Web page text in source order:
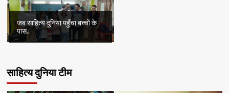
जब साहित्य दुनिया पहुँचा बच्चों के
पास..
साहित्य दुनिया टीम